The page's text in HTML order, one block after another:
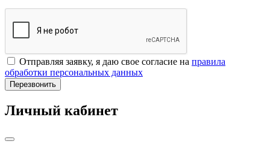
Отправляя заявку, я даю свое согласие на правила
обработки персональных данных
Перезвонить
Личный кабинет